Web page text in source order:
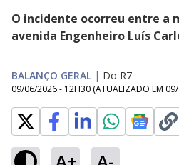
O incidente ocorreu entre a
avenida Engenheiro Luís
BALANÇO GERAL | Do R7
09/06/2026 - 12H30 (ATUALIZADO EM